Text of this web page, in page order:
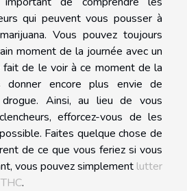
qui peuvent vous pousser à
Vous pouvez toujours
moment de la journée avec un
fait de le voir à ce moment de la
donner encore plus envie de
Ainsi, au lieu de vous
efforcez-vous de les
Faites quelque chose de
de ce que vous feriez si vous
vous pouvez simplement lutter
.